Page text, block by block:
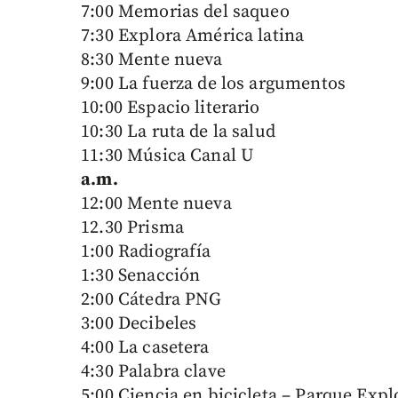
7:00 Memorias del saqueo
7:30 Explora América latina
8:30 Mente nueva
9:00 La fuerza de los argumentos
10:00 Espacio literario
10:30 La ruta de la salud
11:30 Música Canal U
a.m.
12:00 Mente nueva
12.30 Prisma
1:00 Radiografía
1:30 Senacción
2:00 Cátedra PNG
3:00 Decibeles
4:00 La casetera
4:30 Palabra clave